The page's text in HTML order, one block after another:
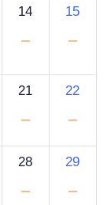
14
－
15
－
21
－
22
－
28
－
29
－